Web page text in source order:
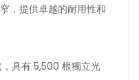
，提供卓越的耐用性和
具有 5,500 根獨立光